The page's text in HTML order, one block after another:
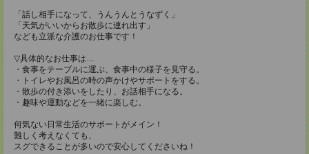
「話し相手になって、うんうんとうなずく」
「天気がいいからお散歩に連れ出す」
なども立派な介護のお仕事です！
▽具体的なお仕事は…
・食事をテーブルに運ぶ、食事中の様子を見守る。
・トイレやお風呂の時の声かけやサポートをする。
・散歩の付き添いをしたり、お話相手になる。
・趣味や運動などを一緒に楽しむ。
何気ない日常生活のサポートがメイン！
難しく考えなくても、
スグできることが多いので安心してくださいね！